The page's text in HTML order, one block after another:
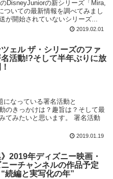
DisneyJuniorの新シリーズ「Mira,
ついての最新情報を調べてみまし
が開始されていないシリーズ...
2019.02.01
ェル ザ・シリーズのファ
名活動!?そして半年ぶりに放
なっている署名活動と
のきっかけは？趣旨は？そして最
てみたいと思います。 署名活動
2019.01.19
》2019年ディズニー映画・
ーチャンネルの作品予定
続編と実写化の年”